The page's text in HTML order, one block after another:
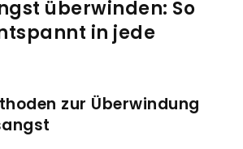
überwinden: So
in jede
zur Überwindung